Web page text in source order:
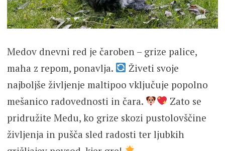
Medov dnevni red je čaroben – grize palice,
maha z repom, ponavlja.
Živeti svoje
najboljše življenje maltipoo vključuje popolno
mešanico radovednosti in čara.
Zato se
pridružite Medu, ko grize skozi pustolovščine
življenja in pušča sled radosti ter ljubkih